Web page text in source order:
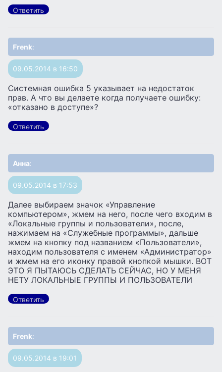
Ответить
Frenk:
09.05.2014 в 16:50
Системная ошибка 5 указывает на недостаток
прав. А что вы делаете когда получаете ошибку:
«отказано в доступе»?
Ответить
Анна:
09.05.2014 в 17:53
Далее выбираем значок «Управление
компьютером», жмем на него, после чего входим в
«Локальные группы и пользователи», после,
нажимаем на «Служебные программы», дальше
жмем на кнопку под названием «Пользователи»,
находим пользователя с именем «Администратор»
и жмем на его иконку правой кнопкой мышки. ВОТ
ЭТО Я ПЫТАЮСЬ СДЕЛАТЬ СЕЙЧАС, НО У МЕНЯ
НЕТУ ЛОКАЛЬНЫЕ ГРУППЫ И ПОЛЬЗОВАТЕЛИ
Ответить
Frenk:
09.05.2014 в 19:01